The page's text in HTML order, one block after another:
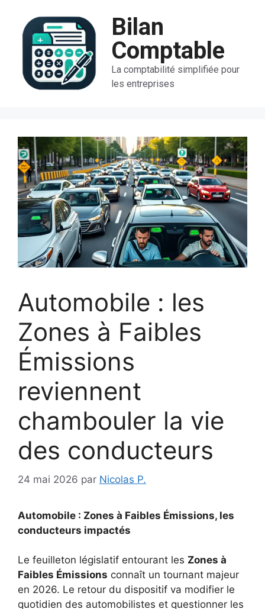
contenu
Bilan
Comptable
La comptabilité simplifiée pour
les entreprises
Automobile : les
Zones à Faibles
Émissions
reviennent
chambouler la vie
des conducteurs
24 mai 2026 par Nicolas P.
Automobile : Zones à Faibles Émissions, les
conducteurs impactés
Le feuilleton législatif entourant les Zones à
Faibles Émissions connaît un tournant majeur
en 2026. Le retour du dispositif va modifier le
quotidien des automobilistes et questionner les